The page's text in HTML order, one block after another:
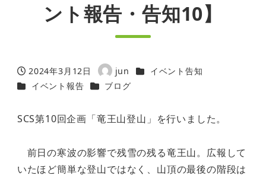
ント報告・告知10】
投稿日
2024年3月12日
著
者
jun カテゴリー
イベント告知
カテゴリー
イベント報告 カテゴリー
ブログ
SCS第10回企画「竜王山登山」を行いました。
前日の寒波の影響で残雪の残る竜王山。広報して
いたほど簡単な登山ではなく、山頂の最後の階段は